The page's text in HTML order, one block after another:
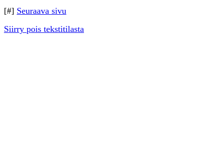
[#] Seuraava sivu
Siirry pois tekstitilasta